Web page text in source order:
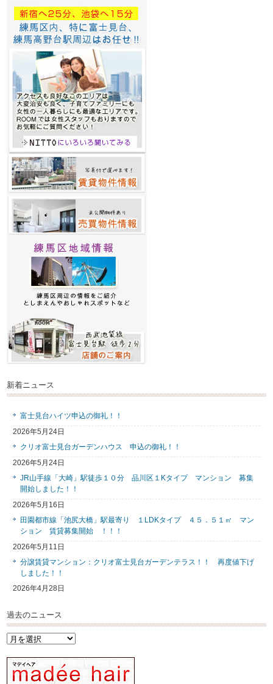
新着ニュース
富士見台ハイツ申込の御礼！！
2026年5月24日
クリオ富士見台ガーデンハウス 申込の御礼！！
2026年5月24日
JR山手線「大崎」駅徒歩１０分 品川区１Kタイプ マンション 募集
開始しました！！
2026年5月16日
田園都市線「池尻大橋」駅最寄り １LDKタイプ ４５．５１㎡ マン
ション 賃貸募集開始 ！！！
2026年5月11日
分譲賃貸マンション：クリオ富士見台ガーデンテラス！！ 再度値下げ
しました！！
2026年4月28日
過去のニュース
過
の
ニ
ュ